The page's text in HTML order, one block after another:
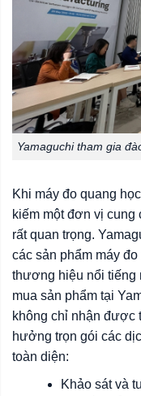
Yamaguchi tham gia
Khi máy đo quang
kiếm một đơn vị
rất quan trọng.
các sản phẩm máy
thương hiệu nổi tiếng
mua sản phẩm tại
không chỉ nhận
hưởng trọn gói các
toàn diện:
Khảo sát và